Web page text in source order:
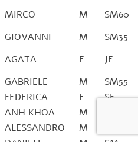
MIRCO M
SM60
GIOVANNI M
SM35
AGATA F
JF
GABRIELE M
SM55
FEDERICA F
SF
ANH KHOA M
ALESSANDRO M